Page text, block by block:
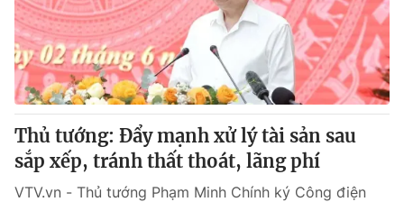
Thủ tướng: Đẩy mạnh xử lý tài sản sau
sắp xếp, tránh thất thoát, lãng phí
VTV.vn - Thủ tướng Phạm Minh Chính ký Công điện